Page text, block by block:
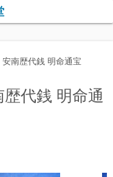
南歴代銭 明命通宝
代銭 明命通